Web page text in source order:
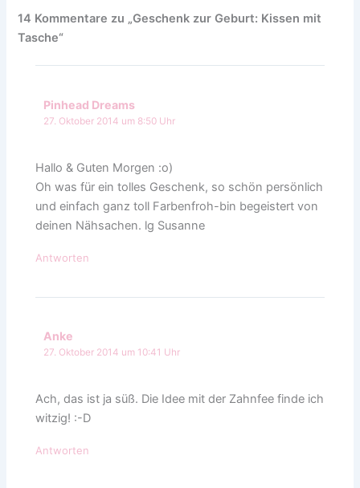
14 Kommentare zu „Geschenk zur Geburt: Kissen mit
Tasche“
Pinhead Dreams
27. Oktober 2014 um 8:50 Uhr
Hallo & Guten Morgen :o)
Oh was für ein tolles Geschenk, so schön persönlich
und einfach ganz toll Farbenfroh-bin begeistert von
deinen Nähsachen. lg Susanne
Antworten
Anke
27. Oktober 2014 um 10:41 Uhr
Ach, das ist ja süß. Die Idee mit der Zahnfee finde ich
witzig! :-D
Antworten